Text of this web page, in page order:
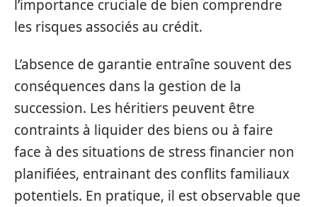
l’importance cruciale de bien comprendre
les risques associés au crédit.
L’absence de garantie entraîne souvent des
conséquences dans la gestion de la
succession. Les héritiers peuvent être
contraints à liquider des biens ou à faire
face à des situations de stress financier non
planifiées, entrainant des conflits familiaux
potentiels. En pratique, il est observable que